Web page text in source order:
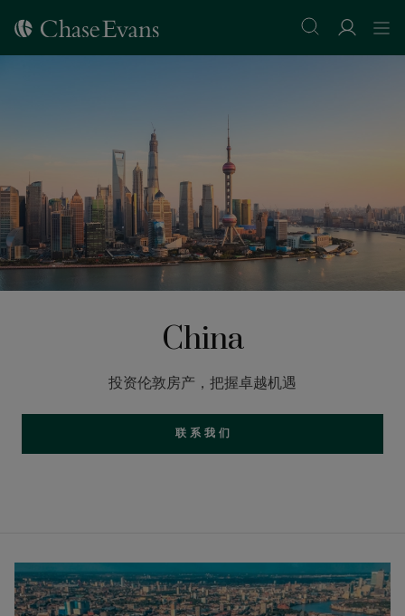
China
投资伦敦房产，把握卓越机遇
联 系 我 们